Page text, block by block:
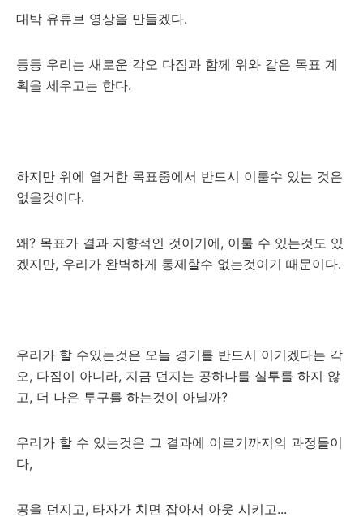
대박 유튜브 영상을 만들겠다.
등등 우리는 새로운 각오 다짐과 함께 위와 같은 목표 계
획을 세우고는 한다.
하지만 위에 열거한 목표중에서 반드시 이룰수 있는 것은
없을것이다.
왜? 목표가 결과 지향적인 것이기에, 이룰 수 있는것도 있
겠지만, 우리가 완벽하게 통제할수 없는것이기 때문이다.
우리가 할 수있는것은 오늘 경기를 반드시 이기겠다는 각
오, 다짐이 아니라, 지금 던지는 공하나를 실투를 하지 않
고, 더 나은 투구를 하는것이 아닐까?
우리가 할 수 있는것은 그 결과에 이르기까지의 과정들이
다,
공을 던지고, 타자가 치면 잡아서 아웃 시키고...